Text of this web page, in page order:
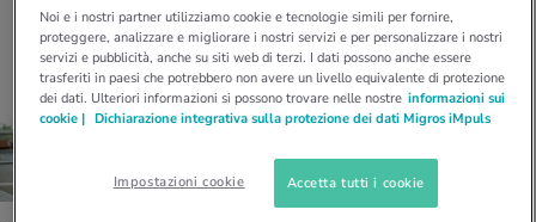
e intolleranze
nutritive
invernali
D’ATTUALITÀ NELL’AMBITO MOVIMENTO
D’ATTUALITÀ NELL’AMBITO RILASSAMENTO
delle donne
fisici
mediche
Offerte
Tool, test e quiz
Gli articoli di Dr. med. Asmus Frank
PIEDI DOLORANTI
Per­ché i piedi fanno male e pos­si­bi­li ri­me­di
Noi e i nostri partner utilizziamo cookie e tecnologie simili per fornire,
proteggere, analizzare e migliorare i nostri servizi e per personalizzare i nostri
servizi e pubblicità, anche su siti web di terzi. I dati possono anche essere
trasferiti in paesi che potrebbero non avere un livello equivalente di protezione
dei dati. Ulteriori informazioni si possono trovare nelle nostre informazioni sui
cookie | Dichiarazione integrativa sulla protezione dei dati Migros iMpuls
Impostazioni cookie Accetta tutti i cookie